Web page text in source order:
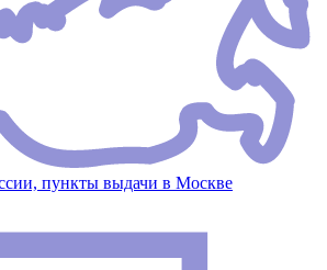
пункты выдачи в Москве